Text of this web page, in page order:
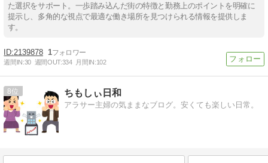
た選択をサポート。一歩踏み込んだ街の特徴と勤務上のポイントを明確に
提示し、多角的な視点で最適な働き場所を見つけられる情報を提供しま
す。
2139878 1
週間IN:30 週間OUT:334 月間IN:102
8 ちもしぃ日和
アラサー主婦の気ままなブログ。安くても楽しい日常。